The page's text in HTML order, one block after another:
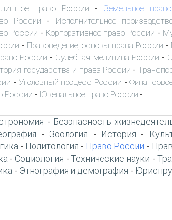
право России - Земельное
России - Исполнительное
России - Корпоративное право России -
- Правоведение, основы права России -
России - Судебная медицина России -
государства и права России -
- Уголовный процесс России -
России - Ювенальное право России -
- Безопасность
- Зоология - История -
- Политология - Право России -
- Социология - Технические науки -
- Этнография и демография -